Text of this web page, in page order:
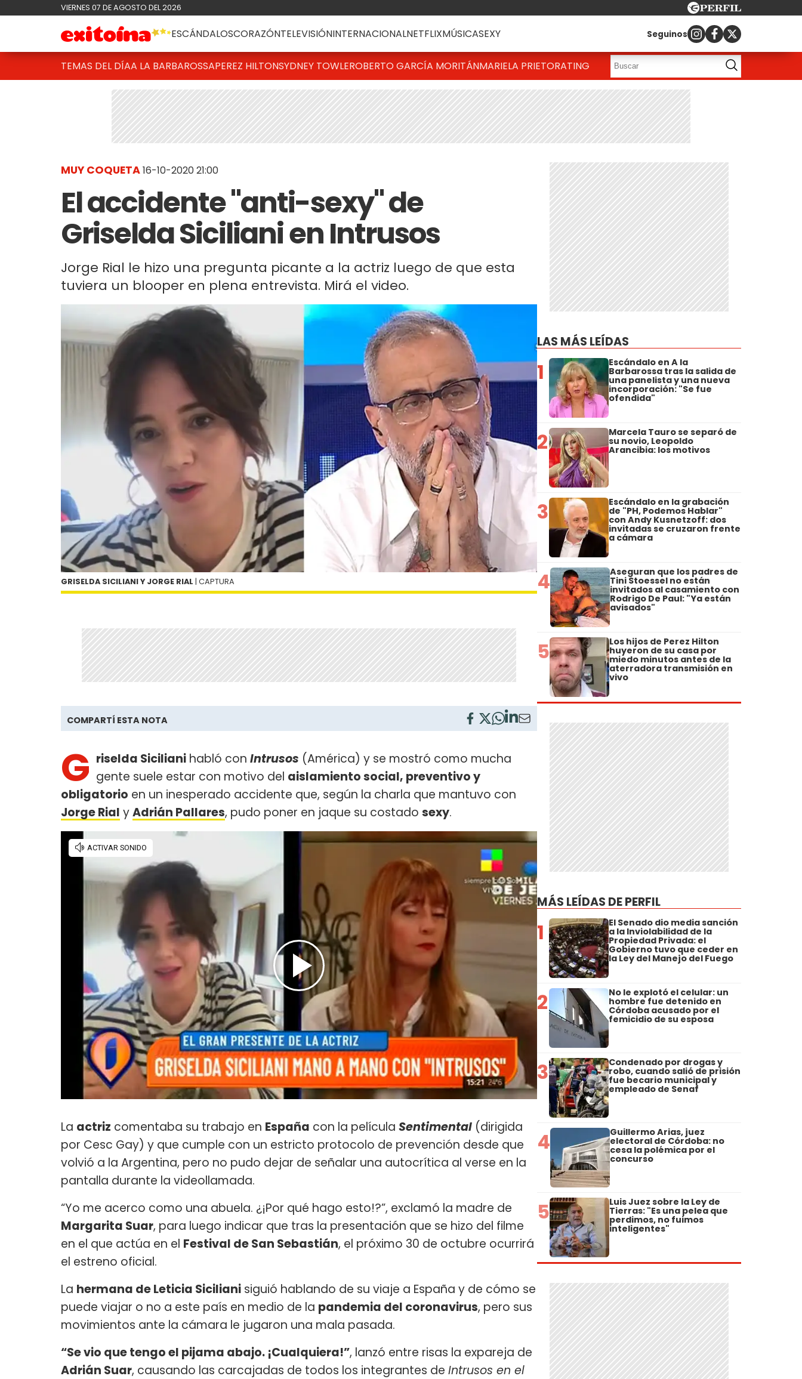
VIERNES 07 DE AGOSTO DEL 2026
ESCÁNDALOSCORAZÓNTELEVISIÓNINTERNACIONALNETFLIXMÚSICASEXY Seguinos
TEMAS DEL DÍAA LA BARBAROSSAPEREZ HILTONSYDNEY TOWLEROBERTO GARCÍA MORITÁNMARIELA PRIETORATING
MUY COQUETA16-10-2020 21:00
El accidente "anti-sexy" de
Griselda Siciliani en Intrusos
Jorge Rial le hizo una pregunta picante a la actriz luego de que esta
tuviera un blooper en plena entrevista. Mirá el video.
GRISELDA SICILIANI Y JORGE RIAL | CAPTURA
COMPARTÍ ESTA NOTA
G riselda Siciliani habló con Intrusos (América) y se mostró como mucha
gente suele estar con motivo del aislamiento social, preventivo y
obligatorio en un inesperado accidente que, según la charla que mantuvo con
Jorge Rial yAdrián Pallares, pudo poner en jaque su costado sexy.
La actriz comentaba su trabajo en España con la película Sentimental (dirigida
por Cesc Gay) y que cumple con un estricto protocolo de prevención desde que
volvió a la Argentina, pero no pudo dejar de señalar una autocrítica al verse en la
pantalla durante la videollamada.
“Yo me acerco como una abuela. ¿¡Por qué hago esto!?”, exclamó la madre de
Margarita Suar, para luego indicar que tras la presentación que se hizo del filme
en el que actúa en el Festival de San Sebastián, el próximo 30 de octubre ocurrirá
el estreno oficial.
La hermana de Leticia Siciliani siguió hablando de su viaje a España y de cómo se
puede viajar o no a este país en medio de la pandemia del coronavirus, pero sus
movimientos ante la cámara le jugaron una mala pasada.
“Se vio que tengo el pijama abajo. ¡Cualquiera!”, lanzó entre risas la expareja de
Adrián Suar, causando las carcajadas de todos los integrantes de Intrusos en el
LAS MÁS LEÍDAS
1 Escándalo en A la
Barbarossa tras la salida de
una panelista y una nueva
incorporación: "Se fue
ofendida"
2 Marcela Tauro se separó de
su novio, Leopoldo
Arancibia: los motivos
3 Escándalo en la grabación
de "PH, Podemos Hablar"
con Andy Kusnetzoff: dos
invitadas se cruzaron frente
a cámara
4 Aseguran que los padres de
Tini Stoessel no están
invitados al casamiento con
Rodrigo De Paul: "Ya están
avisados"
5 Los hijos de Perez Hilton
huyeron de su casa por
miedo minutos antes de la
aterradora transmisión en
vivo
MÁS LEÍDAS DE PERFIL
1 El Senado dio media sanción
a la Inviolabilidad de la
Propiedad Privada: el
Gobierno tuvo que ceder en
la Ley del Manejo del Fuego
2 No le explotó el celular: un
hombre fue detenido en
Córdoba acusado por el
femicidio de su esposa
3 Condenado por drogas y
robo, cuando salió de prisión
fue becario municipal y
empleado de Senaf
4 Guillermo Arias, juez
electoral de Córdoba: no
cesa la polémica por el
concurso
5 Luis Juez sobre la Ley de
Tierras: "Es una pelea que
perdimos, no fuimos
inteligentes"